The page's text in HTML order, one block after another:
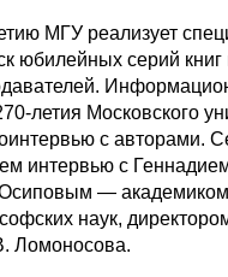
МГУ реализует
юбилейных серий
летия Московского
с авторами.
интервью с
—
наук,
Ломоносова.